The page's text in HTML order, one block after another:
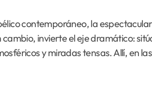
contemporáneo, la
invierte el eje dramático:
y miradas tensas. Allí, en